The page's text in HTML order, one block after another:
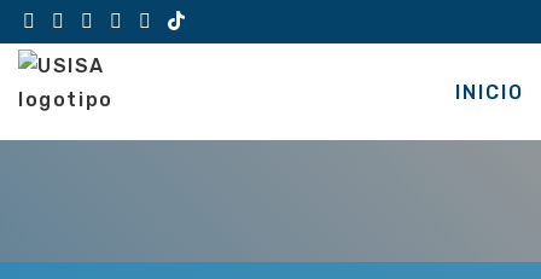
Saltar
contenido
INICIO